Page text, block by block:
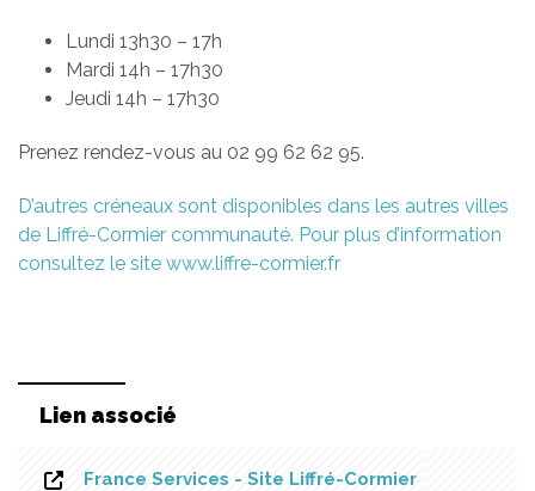
Lundi 13h30 – 17h
Mardi 14h – 17h30
Jeudi 14h – 17h30
Prenez rendez-vous au 02 99 62 62 95.
D’autres créneaux sont disponibles dans les autres villes
de Liffré-Cormier communauté. Pour plus d’information
consultez le site www.liffre-cormier.fr
Lien associé
France Services - Site Liffré-Cormier